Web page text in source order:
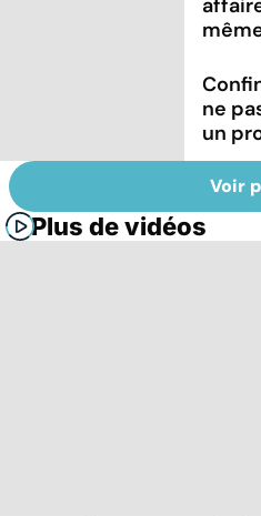
ne
un
Voir
Plus de vidéos